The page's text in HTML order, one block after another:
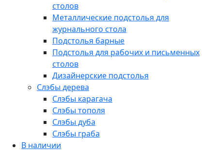
столов
Металлические подстолья для
журнального стола
Подстолья барные
Подстолья для рабочих и письменных
столов
Дизайнерские подстолья
Слэбы дерева
Слэбы карагача
Слэбы тополя
Слэбы дуба
Слэбы граба
В наличии